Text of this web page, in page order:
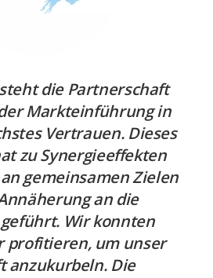
die Partnerschaft
Markteinführung in
Vertrauen. Dieses
zu Synergieeffekten
gemeinsamen Zielen
an die
Wir konnten
profitieren, um unser
anzukurbeln. Die